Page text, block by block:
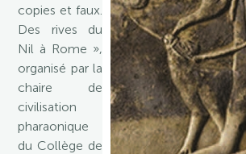
copies et faux.
Des rives du
Nil à Rome »,
organisé par la
chaire de
civilisation
pharaonique
du Collège de